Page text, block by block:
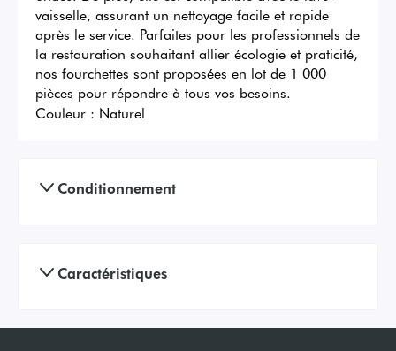
vaisselle, assurant un nettoyage facile et rapide
après le service. Parfaites pour les professionnels de
la restauration souhaitant allier écologie et praticité,
nos fourchettes sont proposées en lot de 1 000
pièces pour répondre à tous vos besoins.
Couleur : Naturel
Conditionnement
Caractéristiques